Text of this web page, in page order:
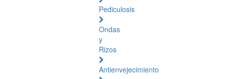
Pediculosis
Ondas
y
Rizos
Antienvejecimiento